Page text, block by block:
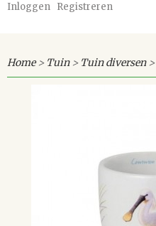
Inloggen Registreren
Home> Tuin> Tuin diversen>